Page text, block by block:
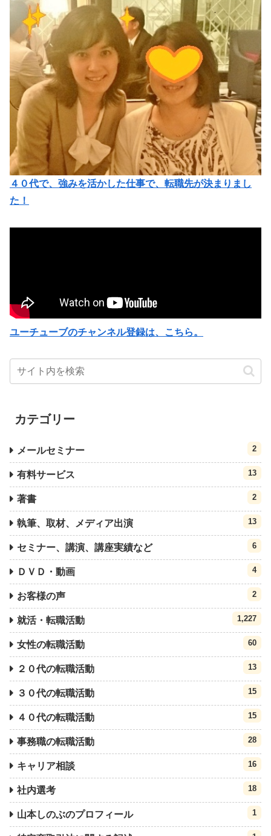
４０代で、強みを活かした仕事で、転職先が決まりまし
た！
ユーチューブのチャンネル登録は、こちら。
カテゴリー
メールセミナー 2
有料サービス 13
著書 2
執筆、取材、メディア出演 13
セミナー、講演、講座実績など 6
ＤＶＤ・動画 4
お客様の声 2
就活・転職活動 1,227
女性の転職活動 60
２０代の転職活動 13
３０代の転職活動 15
４０代の転職活動 15
事務職の転職活動 28
キャリア相談 16
社内選考 18
山本しのぶのプロフィール 1